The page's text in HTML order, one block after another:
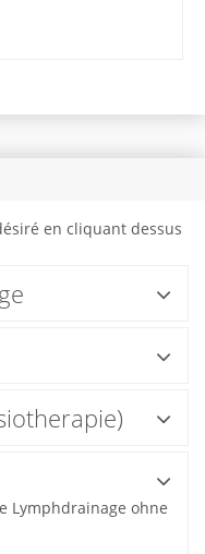
en cliquant dessus
Lymphdrainage ohne